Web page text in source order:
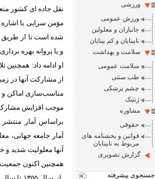
ورزشی
ورزش عمومی
جانبازان و معلولین
نابینایان و کم بینایان
سلامت و بهداشت
سلامت عمومی
طب سنتی
چشم پزشکی
ژنتیک
مشاوره
حقوقی
قوانین و بخشنامه های
مربوط به نابینایان
گزارش تصویری
جستجوی پیشرفته
نقل جاده ای کشور
مؤمن سرایی با
شده است تا از طریق
و یا پروانه بهره
او ادامه داد:
از مشارکت آنها در
مناسب‌سازی اماکن و
موجب افزایش
آنها معلولیت شدید